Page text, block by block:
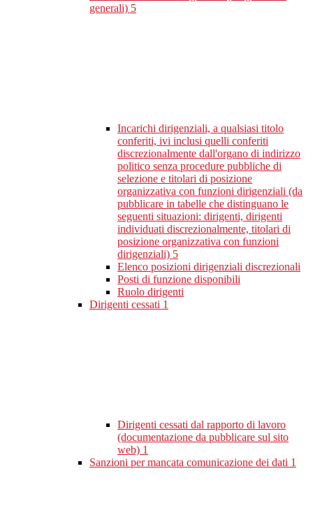
generali) 5
Incarichi dirigenziali, a qualsiasi titolo
conferiti, ivi inclusi quelli conferiti
discrezionalmente dall'organo di indirizzo
politico senza procedure pubbliche di
selezione e titolari di posizione
organizzativa con funzioni dirigenziali (da
pubblicare in tabelle che distinguano le
seguenti situazioni: dirigenti, dirigenti
individuati discrezionalmente, titolari di
posizione organizzativa con funzioni
dirigenziali) 5
Elenco posizioni dirigenziali discrezionali
Posti di funzione disponibili
Ruolo dirigenti
Dirigenti cessati 1
Dirigenti cessati dal rapporto di lavoro
(documentazione da pubblicare sul sito
web) 1
Sanzioni per mancata comunicazione dei dati 1